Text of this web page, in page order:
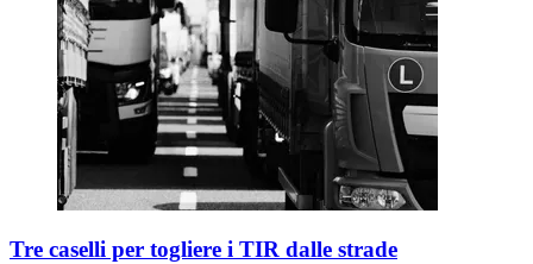
Tre caselli per togliere i TIR dalle strade